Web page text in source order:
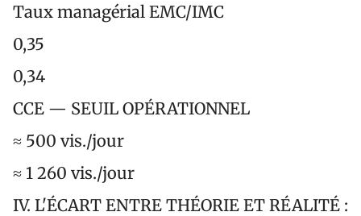
Taux managérial EMC/IMC
0,35
0,34
CCE — SEUIL OPÉRATIONNEL
≈ 500 vis./jour
≈ 1 260 vis./jour
IV. L'ÉCART ENTRE THÉORIE ET RÉALITÉ :